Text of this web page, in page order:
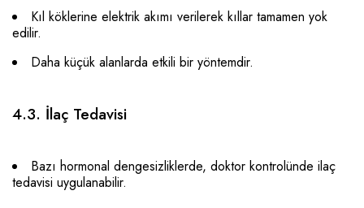
Kıl köklerine elektrik akımı verilerek kıllar tamamen yok
edilir.
Daha küçük alanlarda etkili bir yöntemdir.
4.3. İlaç Tedavisi
Bazı hormonal dengesizliklerde, doktor kontrolünde ilaç
tedavisi uygulanabilir.